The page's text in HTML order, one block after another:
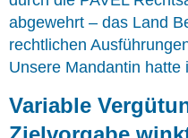
abgewehrt – das Land
rechtlichen
Unsere Mandantin
Variable